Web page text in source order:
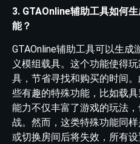
3. GTAOnline辅助工具如何
能？
GTAOnline辅助工具可以生成
义模组载具。这个功能使得
具，节省寻找和购买的时间
些有趣的特殊功能，比如载
能力不仅丰富了游戏的玩法
战。然而，这类特殊功能同
或切换房间后将失效，所有